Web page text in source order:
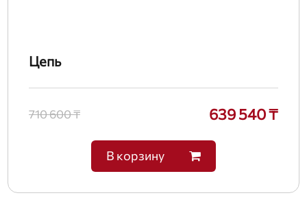
Цепь
710 600 ₸ 639 540 ₸
В корзину